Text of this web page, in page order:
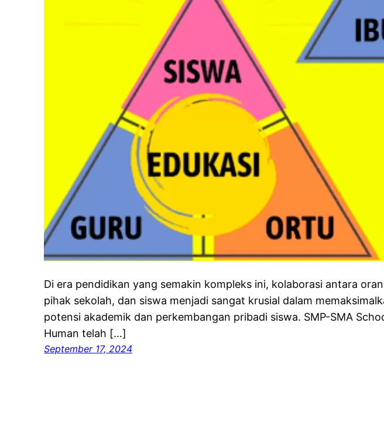
Di era pendidikan yang semakin kompleks ini, kolaborasi antara
pihak sekolah, dan siswa menjadi sangat krusial dalam
potensi akademik dan perkembangan pribadi siswa. SMP-SMA
Human telah […]
September 17, 2024